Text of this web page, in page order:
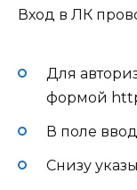
Вход в ЛК
Для
формой
В поле
Снизу